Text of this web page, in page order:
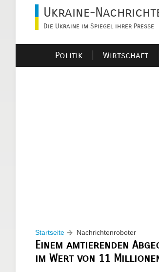
Ukraine-
Die Ukraine im Spiegel ihrer Presse
Politik Wirtschaft
Startseite Nachrichtenroboter
Einem amtierenden
im Wert von 11